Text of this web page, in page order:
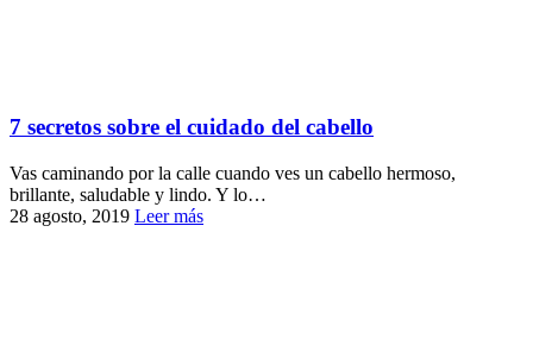
7 secretos sobre el cuidado del cabello
Vas caminando por la calle cuando ves un cabello hermoso,
brillante, saludable y lindo. Y lo…
28 agosto, 2019 Leer más